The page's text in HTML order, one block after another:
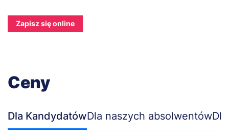
Zapisz się online
Ceny
Dla KandydatówDla naszych absolwentów